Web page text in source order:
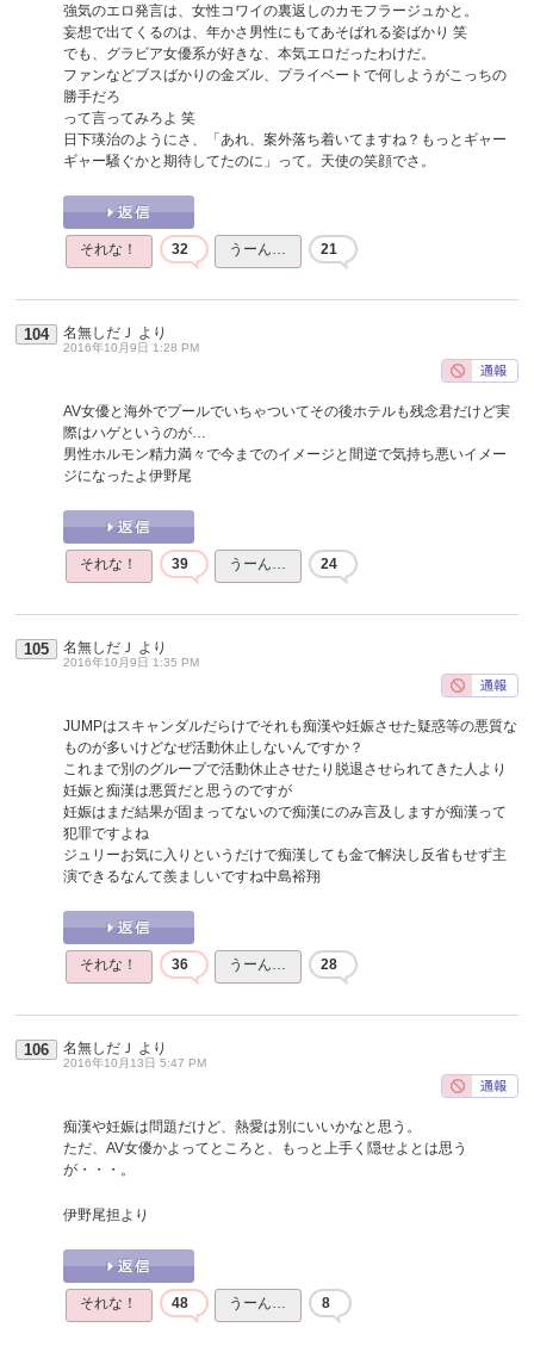
強気のエロ発言は、女性コワイの裏返しのカモフラージュかと。
妄想で出てくるのは、年かさ男性にもてあそばれる姿ばかり 笑
でも、グラビア女優系が好きな、本気エロだったわけだ。
ファンなどブスばかりの金ズル、プライベートで何しようがこっちの
勝手だろ
って言ってみろよ 笑
日下瑛治のようにさ、「あれ、案外落ち着いてますね？もっとギャー
ギャー騒ぐかと期待してたのに」って。天使の笑顔でさ。
それな！ 32 うーん… 21
104 名無しだＪ より
2016年10月9日 1:28 PM
AV女優と海外でプールでいちゃついてその後ホテルも残念君だけど実
際はハゲというのが…
男性ホルモン精力満々で今までのイメージと間逆で気持ち悪いイメー
ジになったよ伊野尾
それな！ 39 うーん… 24
105 名無しだＪ より
2016年10月9日 1:35 PM
JUMPはスキャンダルだらけでそれも痴漢や妊娠させた疑惑等の悪質な
ものが多いけどなぜ活動休止しないんですか？
これまで別のグループで活動休止させたり脱退させられてきた人より
妊娠と痴漢は悪質だと思うのですが
妊娠はまだ結果が固まってないので痴漢にのみ言及しますが痴漢って
犯罪ですよね
ジュリーお気に入りというだけで痴漢しても金で解決し反省もせず主
演できるなんて羨ましいですね中島裕翔
それな！ 36 うーん… 28
106 名無しだＪ より
2016年10月13日 5:47 PM
痴漢や妊娠は問題だけど、熱愛は別にいいかなと思う。
ただ、AV女優かよってところと、もっと上手く隠せよとは思う
が・・・。
伊野尾担より
それな！ 48 うーん… 8